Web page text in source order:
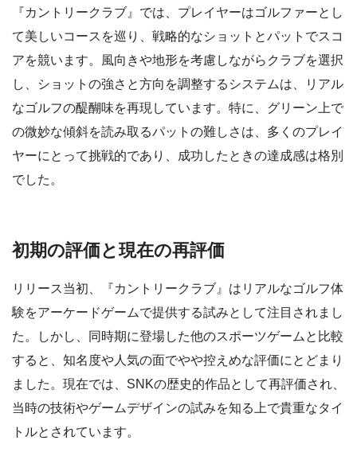
『カントリークラブ』では、プレイヤーはゴルファーとし
て美しいコースを巡り、戦略的なショットとパットでスコ
アを競います。風向きや地形を考慮しながらクラブを選択
し、ショットの強さと方向を調整するシステムは、リアル
なゴルフの醍醐味を再現しています。特に、グリーン上で
の微妙な傾斜を読み取るパットの難しさは、多くのプレイ
ヤーにとって挑戦的であり、成功したときの達成感は格別
でした。
初期の評価と現在の再評価
リリース当初、『カントリークラブ』はリアルなゴルフ体
験をアーケードゲームで提供する試みとして注目されまし
た。しかし、同時期に登場した他のスポーツゲームと比較
すると、知名度や人気の面でやや控えめな評価にとどまり
ました。現在では、SNKの歴史的作品として再評価され、
当時の技術やゲームデザインの試みを知る上で貴重なタイ
トルとされています。